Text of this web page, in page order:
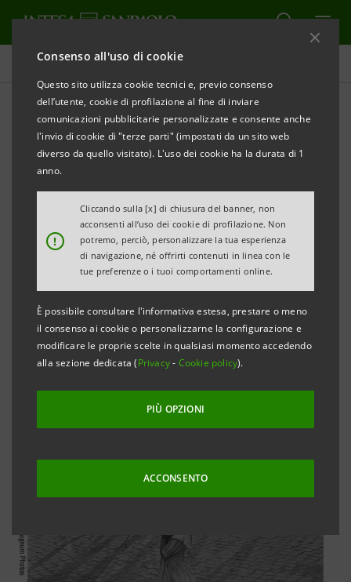
Consenso all'uso di cookie
Questo sito utilizza cookie tecnici e, previo consenso
dell’utente, cookie di profilazione al fine di inviare
comunicazioni pubblicitarie personalizzate e consente anche
l'invio di cookie di "terze parti" (impostati da un sito web
diverso da quello visitato). L'uso dei cookie ha la durata di 1
anno.
!
Cliccando sulla [x] di chiusura del banner, non
acconsenti all’uso dei cookie di profilazione. Non
potremo, perciò, personalizzare la tua esperienza
di navigazione, né offrirti contenuti in linea con le
tue preferenze o i tuoi comportamenti online.
È possibile consultare l'informativa estesa, prestare o meno
il consenso ai cookie o personalizzarne la configurazione e
modificare le proprie scelte in qualsiasi momento accedendo
alla sezione dedicata (Privacy- Cookie policy).
PIÙ OPZIONI
ACCONSENTO
Tutti gli eventi sostenuti dalla banca
CULTURA
Henri Cartier-Bresson in
mostra a Rovigo